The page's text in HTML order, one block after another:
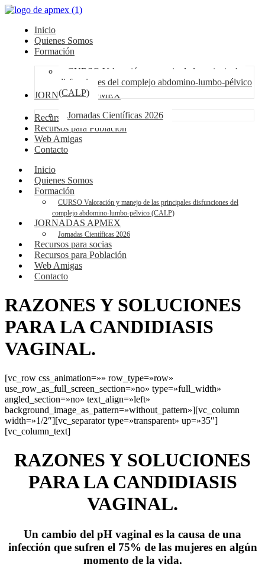
Inicio
Quienes Somos
Formación
CURSO Valoración y manejo de las principales
disfunciones del complejo abdomino-lumbo-pélvico
(CALP)
JORNADAS APMEX
Jornadas Científicas 2026
Recursos para socias
Recursos para Población
Web Amigas
Contacto
Inicio
Quienes Somos
Formación
CURSO Valoración y manejo de las principales disfunciones del
complejo abdomino-lumbo-pélvico (CALP)
JORNADAS APMEX
Jornadas Científicas 2026
Recursos para socias
Recursos para Población
Web Amigas
Contacto
RAZONES Y SOLUCIONES
PARA LA CANDIDIASIS
VAGINAL.
[vc_row css_animation=»» row_type=»row»
use_row_as_full_screen_section=»no» type=»full_width»
angled_section=»no» text_align=»left»
background_image_as_pattern=»without_pattern»][vc_column
width=»1/2″][vc_separator type=»transparent» up=»35″]
[vc_column_text]
RAZONES Y SOLUCIONES
PARA LA CANDIDIASIS
VAGINAL.
Un cambio del pH vaginal es la causa de una
infección que sufren el 75% de las mujeres en algún
momento de la vida.